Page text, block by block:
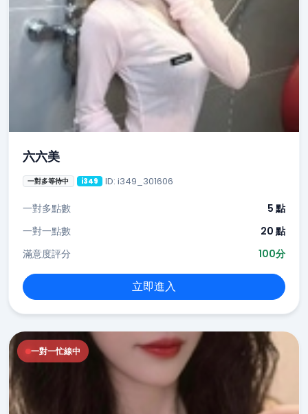
六六美
一對多等待中 i349 ID: i349_301606
一對多點數
5 點
一對一點數
20 點
滿意度評分
100分
立即進入
一對一忙線中